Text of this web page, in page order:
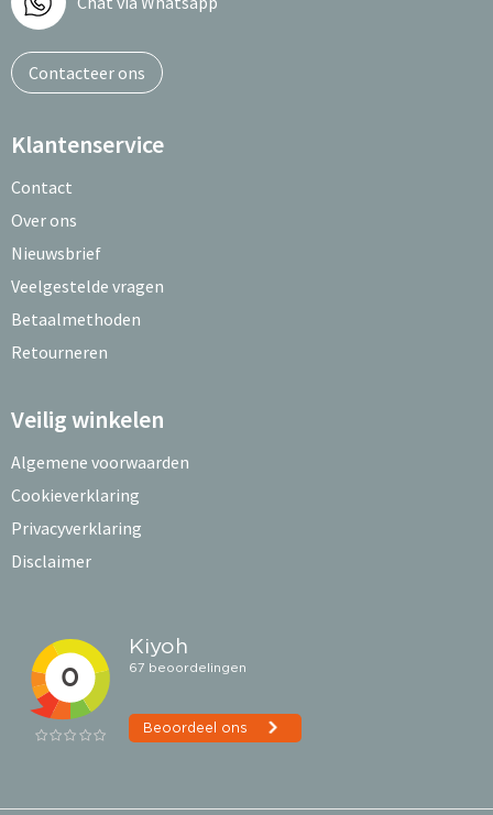
Contacteer ons
Klantenservice
Contact
Over ons
Nieuwsbrief
Veelgestelde vragen
Betaalmethoden
Retourneren
Veilig winkelen
Algemene voorwaarden
Cookieverklaring
Privacyverklaring
Disclaimer